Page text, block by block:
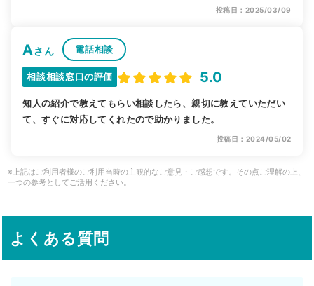
投稿日：2025/03/09
Aさん 電話相談
相談相談窓口の評価 5.0
知人の紹介で教えてもらい相談したら、親切に教えていただい
て、すぐに対応してくれたので助かりました。
投稿日：2024/05/02
※上記はご利用者様のご利用当時の主観的なご意見・ご感想です。その点ご理解の上、
一つの参考としてご活用ください。
よくある質問